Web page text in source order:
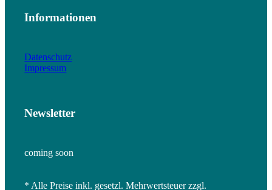
Informationen
Datenschutz
Impressum
Newsletter
coming soon
* Alle Preise inkl. gesetzl. Mehrwertsteuer zzgl.